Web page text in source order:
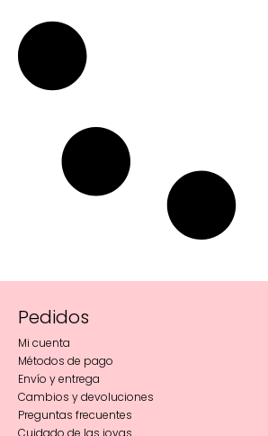
Pedidos
Mi cuenta
Métodos de pago
Envío y entrega
Cambios y devoluciones
Preguntas frecuentes
Cuidado de las joyas